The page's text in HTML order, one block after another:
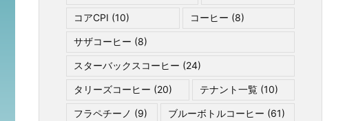
コアCPI (10) コーヒー (8)
サザコーヒー (8)
スターバックスコーヒー (24)
タリーズコーヒー (20) テナント一覧(10)
フラペチーノ (9) ブルーボトルコーヒー (61)